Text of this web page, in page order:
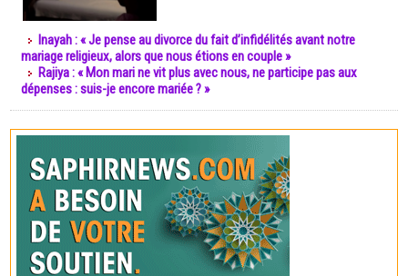
Inayah : « Je pense au divorce du fait d’infidélités avant notre
mariage religieux, alors que nous étions en couple »
Rajiya : « Mon mari ne vit plus avec nous, ne participe pas aux
dépenses : suis-je encore mariée ? »